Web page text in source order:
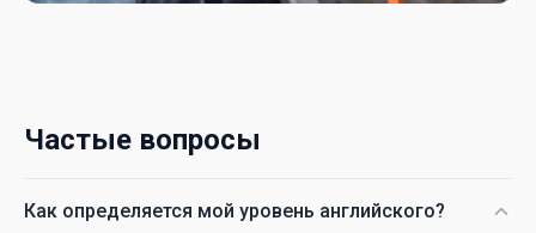
Частые вопросы
Как определяется мой уровень английского?